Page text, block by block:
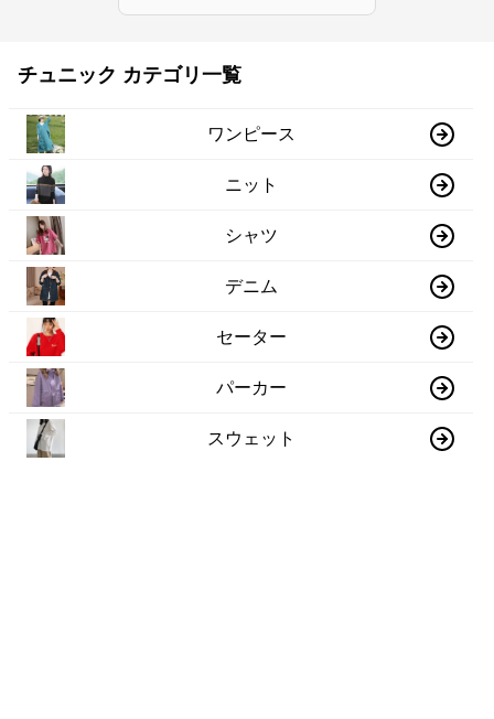
チュニック カテゴリ一覧
ワンピース
ニット
シャツ
デニム
セーター
パーカー
スウェット